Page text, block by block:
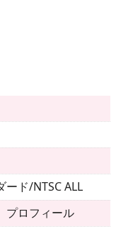
ド/NTSC ALL
プロフィール